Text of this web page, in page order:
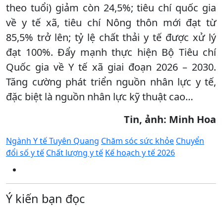
theo tuổi) giảm còn 24,5%; tiêu chí quốc gia
về y tế xã, tiêu chí Nông thôn mới đạt từ
85,5% trở lên; tỷ lệ chất thải y tế được xử lý
đạt 100%. Đẩy mạnh thực hiện Bộ Tiêu chí
Quốc gia về Y tế xã giai đoạn 2026 – 2030.
Tăng cường phát triển nguồn nhân lực y tế,
đặc biệt là nguồn nhân lực kỹ thuật cao…
Tin, ảnh: Minh Hoa
Ngành Y tế Tuyên Quang Chăm sóc sức khỏe Chuyển
đổi số y tế Chất lượng y tế Kế hoạch y tế 2026
Ý kiến bạn đọc